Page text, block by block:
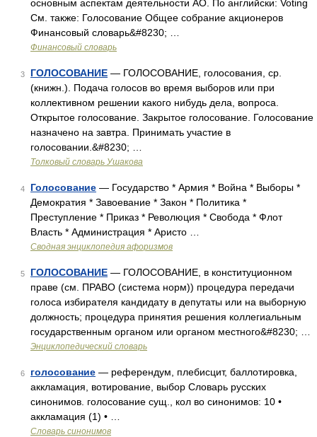
основным аспектам деятельности АО. По английски: Voting
См. также: Голосование Общее собрание акционеров
Финансовый словарь&#8230; …
Финансовый словарь
3 ГОЛОСОВАНИЕ — ГОЛОСОВАНИЕ, голосования, ср.
(книжн.). Подача голосов во время выборов или при
коллективном решении какого нибудь дела, вопроса.
Открытое голосование. Закрытое голосование. Голосование
назначено на завтра. Принимать участие в
голосовании.&#8230; …
Толковый словарь Ушакова
4 Голосование — Государство * Армия * Война * Выборы *
Демократия * Завоевание * Закон * Политика *
Преступление * Приказ * Революция * Свобода * Флот
Власть * Администрация * Аристо …
Сводная энциклопедия афоризмов
5 ГОЛОСОВАНИЕ — ГОЛОСОВАНИЕ, в конституционном
праве (см. ПРАВО (система норм)) процедура передачи
голоса избирателя кандидату в депутаты или на выборную
должность; процедура принятия решения коллегиальным
государственным органом или органом местного&#8230; …
Энциклопедический словарь
6 голосование — референдум, плебисцит, баллотировка,
аккламация, вотирование, выбор Словарь русских
синонимов. голосование сущ., кол во синонимов: 10 •
аккламация (1) • …
Словарь синонимов